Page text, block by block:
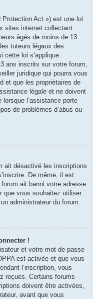
Protection Act ») est une loi
sites internet collectant
âgés de moins de 13
tuteurs légaux des
cette loi s’applique
ans inscrits sur votre forum,
juridique qui pourra vous
et que les propriétaires de
légale et ne doivent
l’assistance porte
de problèmes d’abus ou
ait désactivé les inscriptions
De même, il est
ait banni votre adresse
que vous souhaitez utiliser.
administrateur du forum.
!
et votre mot de passe
est activée et que vous
l’inscription, vous
reçues. Certains forums
doivent être activées,
avant que vous